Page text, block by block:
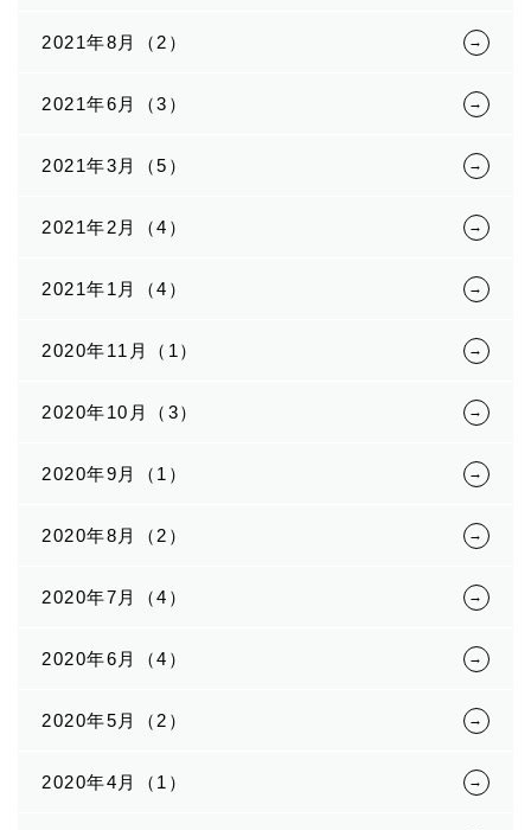
2021年8月（2）
2021年6月（3）
2021年3月（5）
2021年2月（4）
2021年1月（4）
2020年11月（1）
2020年10月（3）
2020年9月（1）
2020年8月（2）
2020年7月（4）
2020年6月（4）
2020年5月（2）
2020年4月（1）